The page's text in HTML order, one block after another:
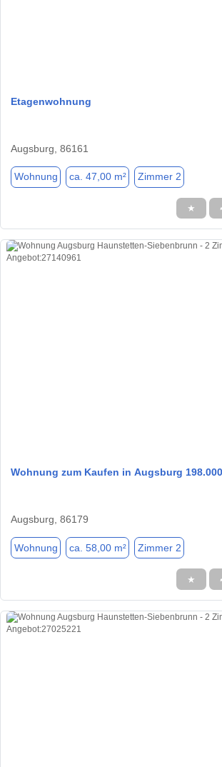
Etagenwohnung
Augsburg, 86161
Wohnung ca. 47,00 m² Zimmer 2
★
Wohnung zum Kaufen in Augsburg 198.000
Augsburg, 86179
Wohnung ca. 58,00 m² Zimmer 2
★